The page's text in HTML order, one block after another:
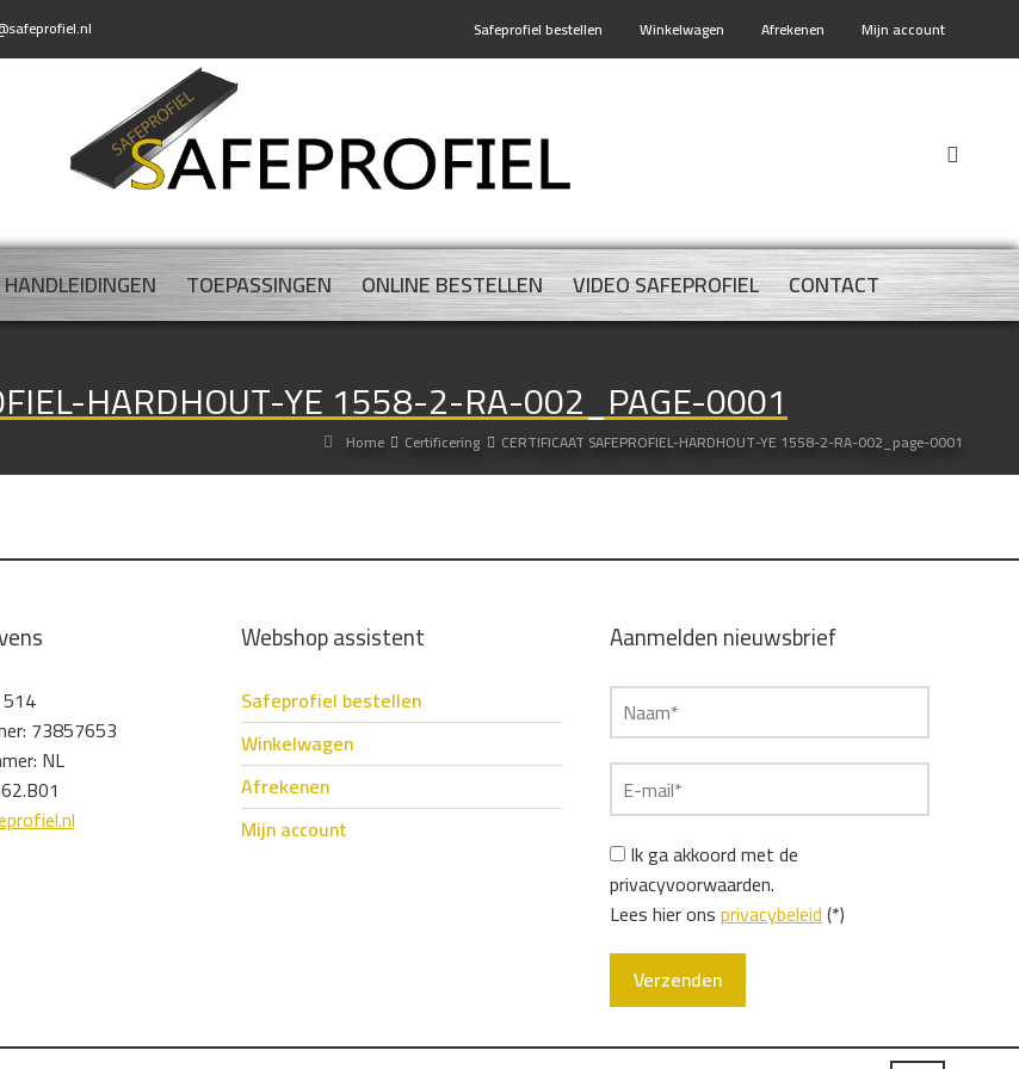
Safeprofiel bestellen Winkelwagen Afrekenen Mijn account
TOEPASSINGEN ONLINE BESTELLEN VIDEO SAFEPROFIEL CONTACT
HARDHOUT-YE 1558-2-RA-002_PAGE-0001
Home Certificering CERTIFICAAT SAFEPROFIEL-HARDHOUT-YE 1558-2-RA-002_page-0001
73857653
NL
Webshop assistent
Safeprofiel bestellen
Winkelwagen
Afrekenen
Mijn account
Aanmelden nieuwsbrief
Ik ga akkoord met de
privacyvoorwaarden.
Lees hier onsprivacybeleid(*)